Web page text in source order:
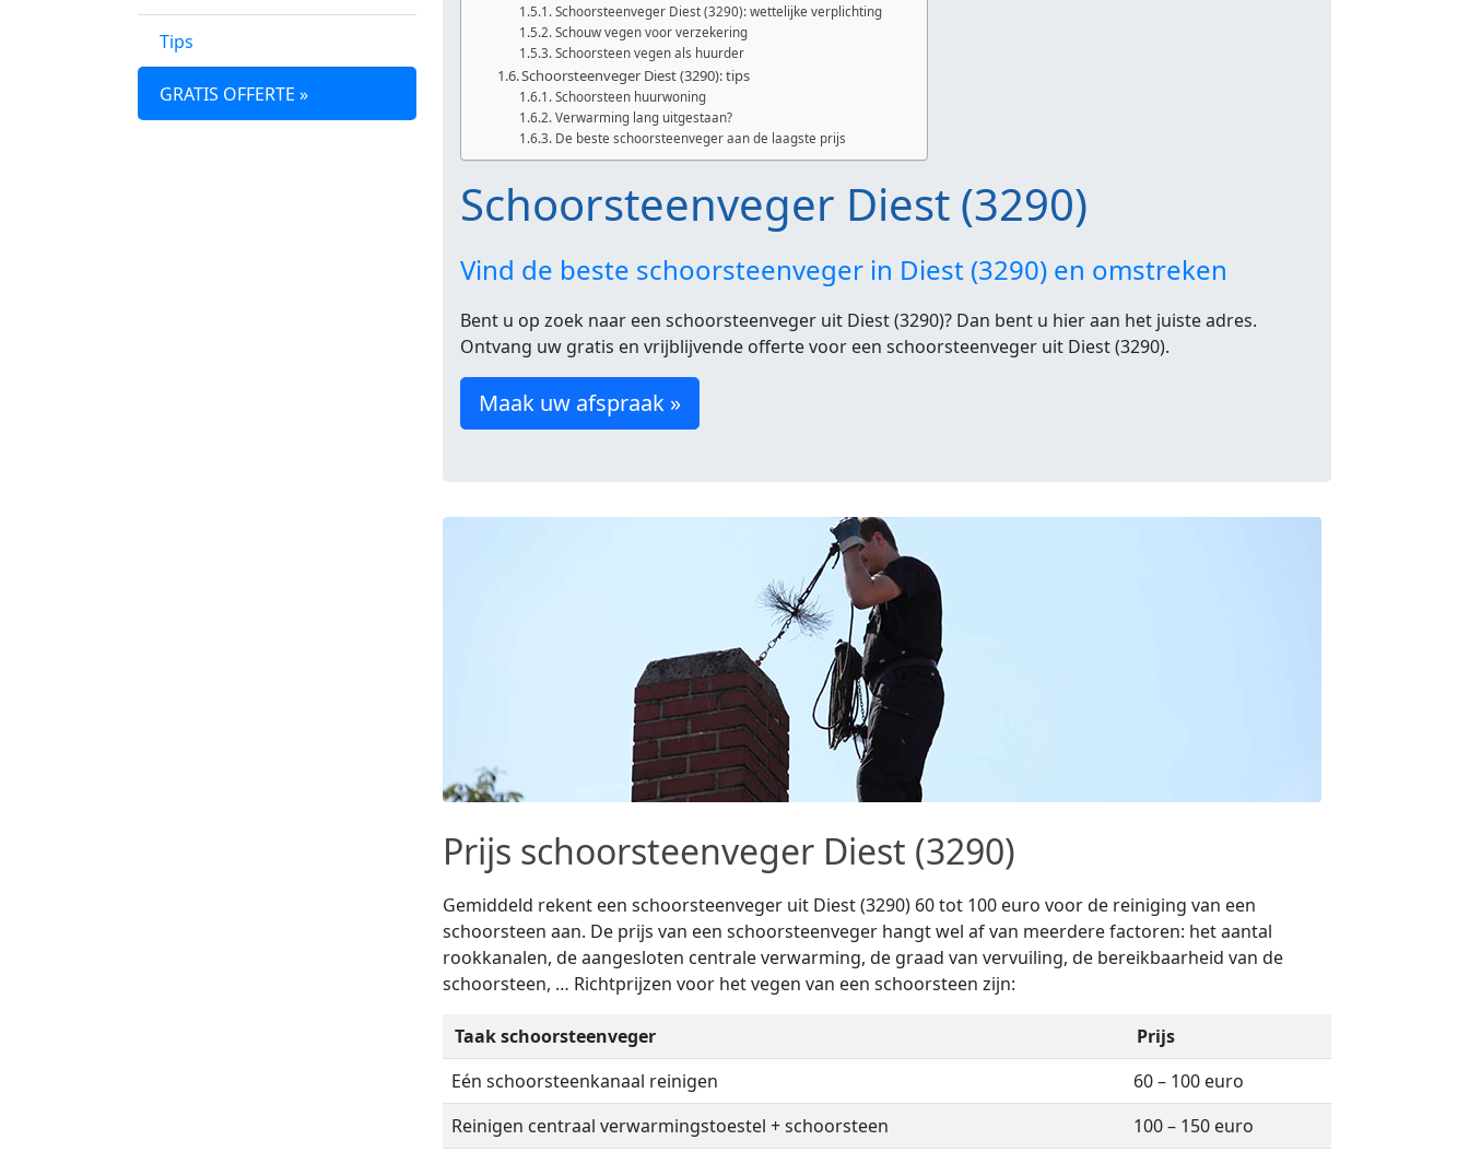
Tips
GRATIS OFFERTE »
Schoorsteenveger Diest (3290): wettelijke verplichting
Schouw vegen voor verzekering
Schoorsteen vegen als huurder
Schoorsteenveger Diest (3290): tips
Schoorsteen huurwoning
Verwarming lang uitgestaan?
De beste schoorsteenveger aan de laagste prijs
Schoorsteenveger Diest (3290)
Vind de beste schoorsteenveger in Diest (3290) en omstreken
Bent u op zoek naar een schoorsteenveger uit Diest (3290)? Dan bent u hier aan het juiste adres.
Ontvang uw gratis en vrijblijvende offerte voor een schoorsteenveger uit Diest (3290).
Maak uw afspraak »
Prijs schoorsteenveger Diest (3290)
Gemiddeld rekent een schoorsteenveger uit Diest (3290) 60 tot 100 euro voor de reiniging van een
schoorsteen aan. De prijs van een schoorsteenveger hangt wel af van meerdere factoren: het aantal
rookkanalen, de aangesloten centrale verwarming, de graad van vervuiling, de bereikbaarheid van de
schoorsteen, … Richtprijzen voor het vegen van een schoorsteen zijn:
Taak schoorsteenveger
Prijs
Eén schoorsteenkanaal reinigen
60 – 100 euro
Reinigen centraal verwarmingstoestel + schoorsteen
100 – 150 euro